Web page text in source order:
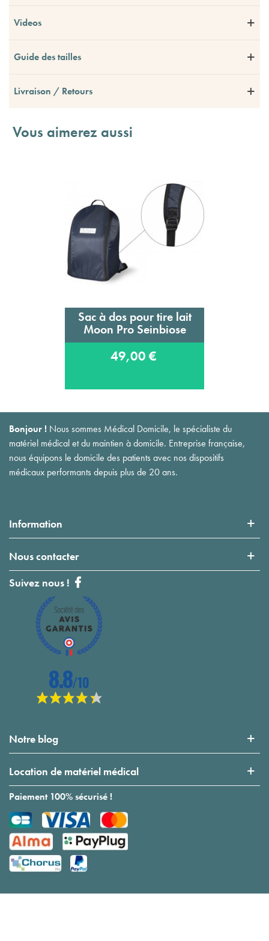
Videos
Guide des tailles
Livraison / Retours
Vous aimerez aussi
Sac à dos pour tire lait
Moon Pro Seinbiose
49,00 €
Bonjour ! Nous sommes Médical Domicile, le spécialiste du
matériel médical et du maintien à domicile. Entreprise française,
nous équipons le domicile des patients avec nos dispositifs
médicaux performants depuis plus de 20 ans.
Information
Nous contacter
Suivez nous !
Notre blog
Location de matériel médical
Paiement 100% sécurisé !